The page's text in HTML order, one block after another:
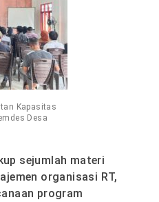
Kapasitas
Desa
sejumlah materi
organisasi RT,
program